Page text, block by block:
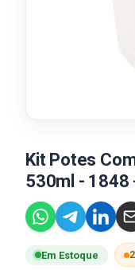
Kit Potes
530ml - 1848
Em Estoque